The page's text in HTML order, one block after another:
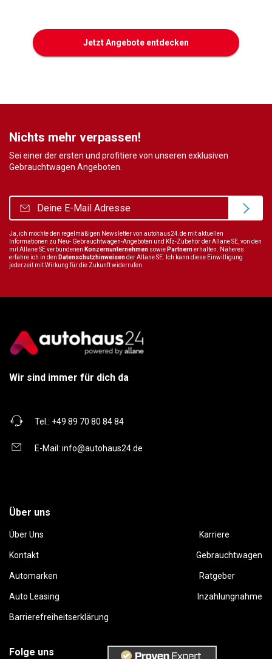
Jetzt Angebote entdecken
Nichts mehr verpassen!
Sei einer der ersten und profitiere von unseren exklusiven
Gebrauchtwagen Angeboten.
Ja, ich möchte den regelmäßigen Newsletter von autohaus24.de mit aktuellen
Informationen zu Neu- Gebrauchtwagen-Angeboten und Kfz-Zubehör der Allane SE, von den
mit Allane SE verbundenen Konzernunternehmen sowie Partnernerhalten. Näheres
erfahre ich in den Datenschutzhinweisender Allane SE. Ich kann diese Einwilligung
jederzeit mit Wirkung für die Zukunft widerrufen.
Wir sind immer für dich da
Tel.: +49 89 70 80 84 84
E-Mail: info@autohaus24.de
Über uns
Über Uns Karriere
Kontakt Gebrauchtwagen
Automarken Ratgeber
Auto Leasing Inzahlungnahme
Barrierefreiheitserklärung
Folge uns